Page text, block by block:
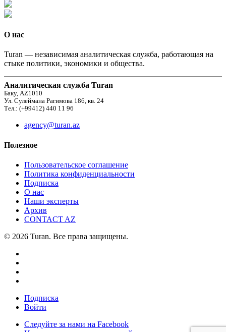
О нас
Turan — независимая аналитическая служба, работающая на
стыке политики, экономики и общества.
Аналитическая служба Turan
Баку, AZ1010
Ул. Сулеймана Рагимова 186, кв. 24
Тел.: (+99412) 440 11 96
agency@turan.az
Полезное
Пользовательское соглашение
Политика конфиденциальности
Подписка
О нас
Наши эксперты
Архив
CONTACT AZ
© 2026 Turan. Все права защищены.
Подписка
Войти
Следуйте за нами на Facebook